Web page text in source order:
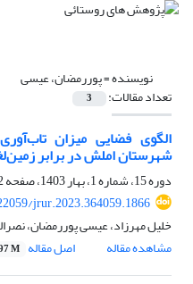
نویسنده =پوررمضان، عیسی
تعداد مقالات: 3
الگوی فضایی میزان
شهرستان املش در برابر
دوره 15، شماره 1، بهار 1403، صفحه
jrur.2023.364059.1866
خلیل مهرزاد، عیسی پوررمضان،
مشاهده مقاله
اصل مقاله M